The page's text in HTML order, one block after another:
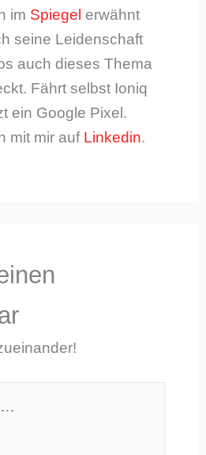
im Spiegel erwähnt
seine Leidenschaft
auch dieses Thema
Fährt selbst Ioniq
ein Google Pixel.
mit mir auf Linkedin.